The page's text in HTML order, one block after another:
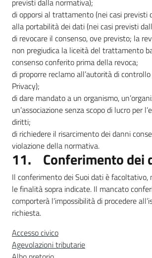
previsti dalla normativa);
di opporsi al trattamento (nei casi previsti
alla portabilità dei dati (nei casi previsti
di revocare il consenso, ove previsto; la
non pregiudica la liceità del trattamento
consenso conferito prima della revoca;
di proporre reclamo all’autorità di
Privacy);
di dare mandato a un organismo,
un’associazione senza scopo di lucro per
diritti;
di richiedere il risarcimento dei danni
violazione della normativa.
11. Conferimento dei
Il conferimento dei Suoi dati è facoltativo,
le finalità sopra indicate. Il mancato
comporterà l’impossibilità di procedere
richiesta.
Accesso civico
Agevolazioni tributarie